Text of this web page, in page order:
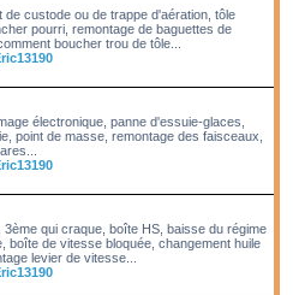
custode ou de trappe d'aération, tôle
pourri, remontage de baguettes de
boucher trou de tôle...
électronique, panne d'essuie-glaces,
point de masse, remontage des faisceaux,
3ème qui craque, boîte HS, baisse du régime
boîte de vitesse bloquée, changement huile
levier de vitesse...